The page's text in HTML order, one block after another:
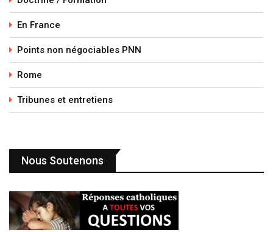
En France
Points non négociables PNN
Rome
Tribunes et entretiens
Nous Soutenons